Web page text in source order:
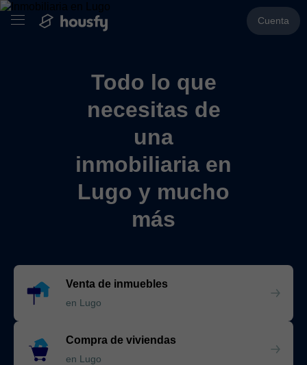
Cuenta
Todo lo que
necesitas de
una
inmobiliaria en
Lugo y mucho
más
Venta de inmuebles
en Lugo
Compra de viviendas
en Lugo